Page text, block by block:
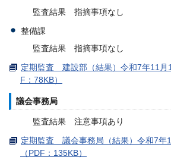
監査結果 指摘事項なし
整備課
監査結果 指摘事項なし
定期監査 建設部（結果）令和7年11月
F：78KB）
議会事務局
監査結果 注意事項あり
定期監査 議会事務局（結果）令和7年
（PDF：135KB）